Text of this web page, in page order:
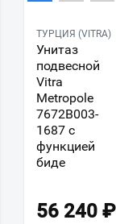
ТУРЦИЯ (VITRA)
Унитаз
подвесной
Vitra
Metropole
7672B003-
1687 с
функцией
биде
56 240 ₽